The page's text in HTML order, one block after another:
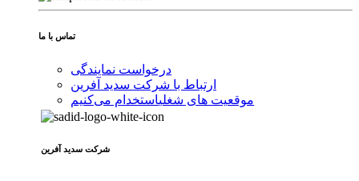
تماس با ما
درخواست نمایندگی
ارتباط با شرکت سدید آفرین
موقعیت های شغلیاستخدام ‌می‌کنیم
شرکت سدید‌ آفرین